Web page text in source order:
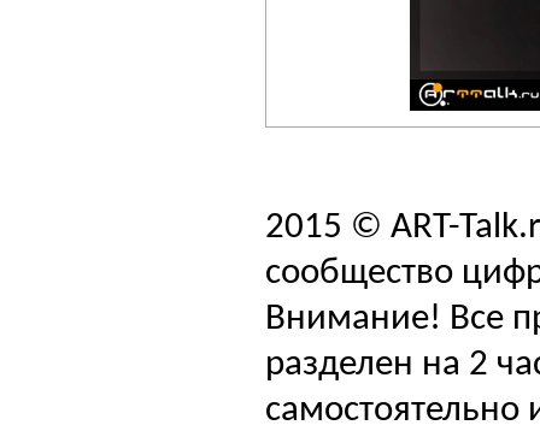
2015 © ART-
сообщество
Внимание! Все
разделен на 2
самостоятельно